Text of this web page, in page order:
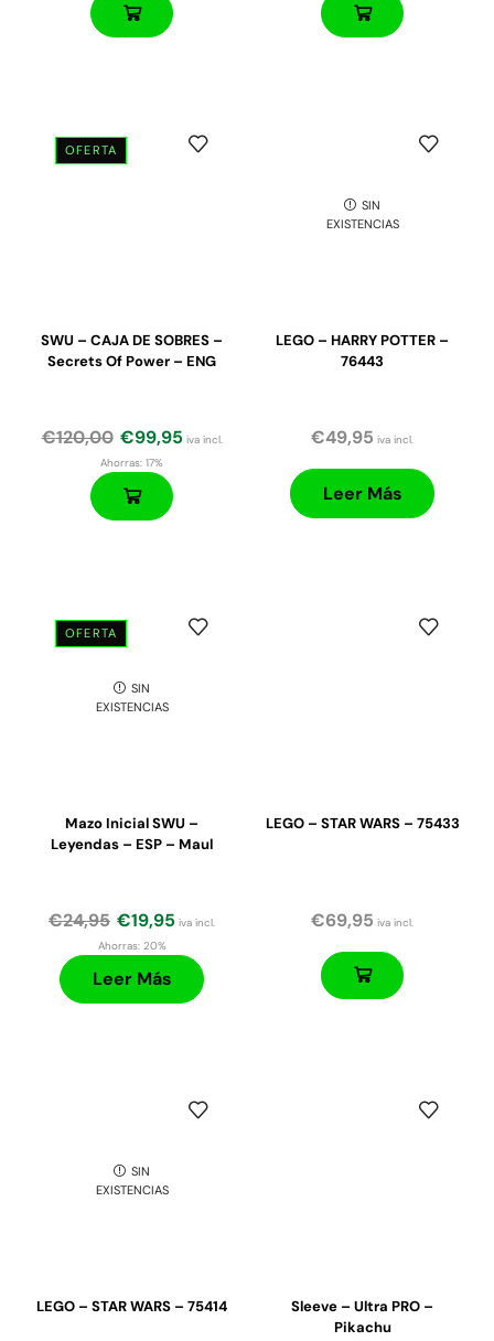
OFERTA
SWU – CAJA DE SOBRES –
Secrets Of Power – ENG
€120,00 €99,95 iva incl.
Ahorras: 17%
SIN
EXISTENCIAS
LEGO – HARRY POTTER –
76443
€49,95 iva incl.
Leer Más
OFERTA
SIN
EXISTENCIAS
Mazo Inicial SWU –
Leyendas – ESP – Maul
€24,95 €19,95 iva incl.
Ahorras:20%
Leer Más
LEGO – STAR WARS – 75433
€69,95 iva incl.
SIN
EXISTENCIAS
LEGO – STAR WARS – 75414
Sleeve – Ultra PRO –
Pikachu